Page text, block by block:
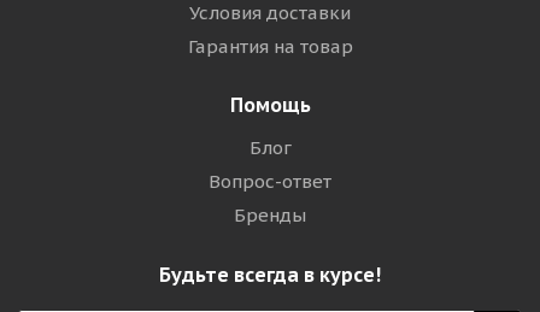
Условия доставки
Гарантия на товар
Помощь
Блог
Вопрос-ответ
Бренды
Будьте всегда в курсе!